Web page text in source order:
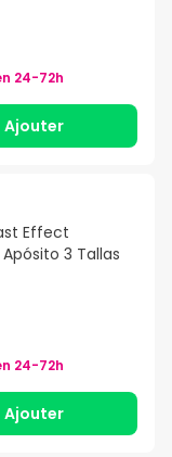
24-72h
Ajouter
Effect
3 Tallas
24-72h
Ajouter